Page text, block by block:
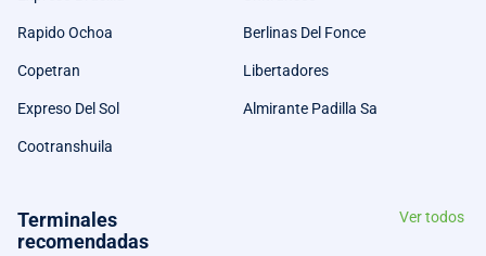
Rapido Ochoa Berlinas Del Fonce
Copetran Libertadores
Expreso Del Sol Almirante Padilla Sa
Cootranshuila
Terminales
recomendadas
Ver todos